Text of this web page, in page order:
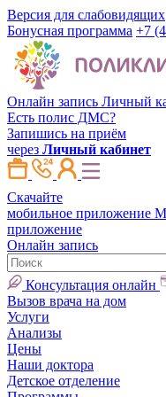
Версия для слабовидящих
Бонусная программа +7
Онлайн запись Личный
Есть полис ДМС?
Запишись на приём
через Личный кабинет
Скачайте
мобильное приложение
приложение
Онлайн запись
Консультация онлайн
Вызов врача на дом
Услуги
Анализы
Цены
Наши доктора
Детское отделение